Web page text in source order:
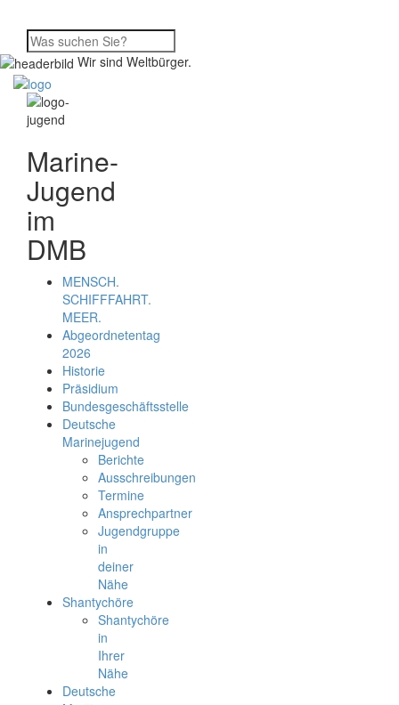
Wir sind Weltbürger.
Marine-
Jugend
im
DMB
MENSCH.
SCHIFFFAHRT.
MEER.
Abgeordnetentag
2026
Historie
Präsidium
Bundesgeschäftsstelle
Deutsche
Marinejugend
Berichte
Ausschreibungen
Termine
Ansprechpartner
Jugendgruppe
in
deiner
Nähe
Shantychöre
Shantychöre
in
Ihrer
Nähe
Deutsche